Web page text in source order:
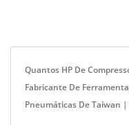
Quantos HP De
Fabricante De
Pneumáticas De Taiwan |